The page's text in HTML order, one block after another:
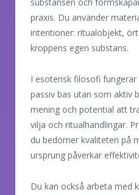
substansen och
praxis. Du använder
intentioner: ritualobjekt,
kroppens egen substans.
I esoterisk filosofi
passiv bas utan som aktiv
mening och potential att
vilja och ritualhandlingar.
du bedömer kvaliteten på
ursprung påverkar
Du kan också arbeta med